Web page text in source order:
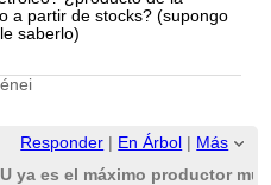
a partir de stocks? (supongo
saberlo)
Responder En Árbol
Más
ya es el máximo productor